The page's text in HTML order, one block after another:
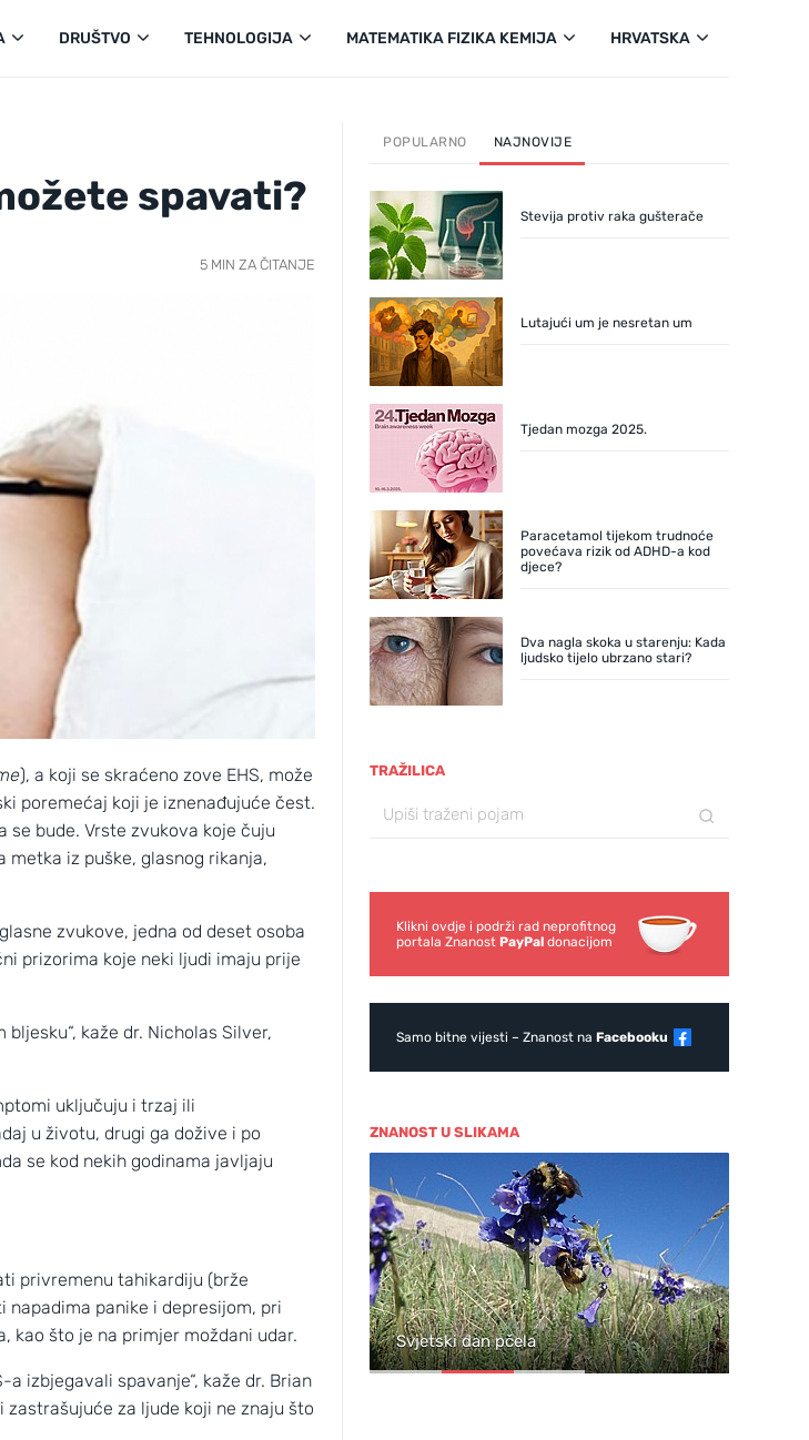
DRUŠTVO TEHNOLOGIJA MATEMATIKA FIZIKA KEMIJA HRVATSKA
spavati?
5 MIN ZA ČITANJE
), a koji se skraćeno zove EHS, može
poremećaj koji je iznenađujuće čest.
bude. Vrste zvukova koje čuju
iz puške, glasnog rikanja,
zvukove, jedna od deset osoba
prizorima koje neki ljudi imaju prije
kaže dr. Nicholas Silver,
uključuju i trzaj ili
u životu, drugi ga dožive i po
se kod nekih godinama javljaju
privremenu tahikardiju (brže
panike i depresijom, pri
kao što je na primjer moždani udar.
izbjegavali spavanje“, kaže dr. Brian
za ljude koji ne znaju što
POPULARNO NAJNOVIJE
Stevija protiv raka gušterače
Lutajući um je nesretan um
Tjedan mozga 2025.
Paracetamol tijekom trudnoće
povećava rizik od ADHD-a kod
djece?
Dva nagla skoka u starenju: Kada
ljudsko tijelo ubrzano stari?
TRAŽILICA
Klikni ovdje i podrži rad neprofitnog
portala Znanost PayPal donacijom
Samo bitne vijesti – Znanost na Facebooku
ZNANOST U SLIKAMA
Nove slike prekrasnih obližnjih galaksija Svjetski dan pčela